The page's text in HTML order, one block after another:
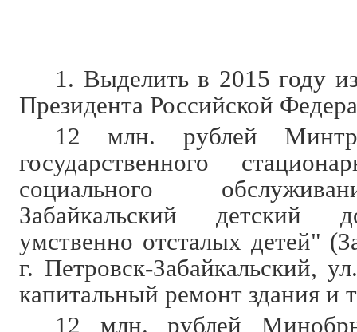
1. Выделить в 2015 году
Президента Российской
12 млн. рублей
государственного
социального
Забайкальский детский
умственно отсталых детей"
г. Петровск-Забайкальский,
капитальный ремонт здания и
12 млн. рублей